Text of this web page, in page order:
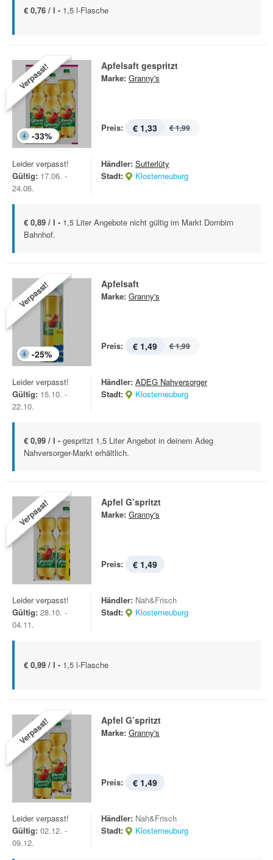
€ 0,76 / l - 1,5 l-Flasche
Verpasst!
-33%
Apfelsaft gespritzt
Marke: Granny's
Preis: € 1,33 € 1,99
Leider verpasst!
Gültig: 17.06. -
24.06.
Händler: Sutterlüty
Stadt:
Klosterneuburg
€ 0,89 / l - 1,5 Liter Angebote nicht gültig im Markt Dornbirn
Bahnhof.
Verpasst!
-25%
Apfelsaft
Marke: Granny's
Preis: € 1,49 € 1,99
Leider verpasst!
Gültig: 15.10. -
22.10.
Händler: ADEG Nahversorger
Stadt:
Klosterneuburg
€ 0,99 / l - gespritzt 1,5 Liter Angebot in deinem Adeg
Nahversorger-Markt erhältlich.
Verpasst! Apfel G’spritzt
Marke: Granny's
Preis: € 1,49
Leider verpasst!
Gültig: 28.10. -
04.11.
Händler: Nah&Frisch
Stadt:
Klosterneuburg
€ 0,99 / l - 1,5 l-Flasche
Verpasst! Apfel G’spritzt
Marke: Granny's
Preis: € 1,49
Leider verpasst!
Gültig: 02.12. -
09.12.
Händler: Nah&Frisch
Stadt:
Klosterneuburg